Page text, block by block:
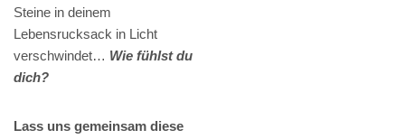
Steine in deinem
Lebensrucksack in Licht
verschwindet… Wie fühlst du
dich?
Lass uns gemeinsam diese